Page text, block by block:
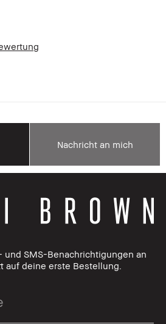
Nachricht an mich
SMS-Benachrichtigungen an
auf deine erste Bestellung.